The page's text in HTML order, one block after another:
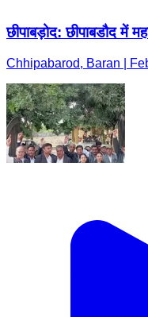
छीपाबड़ोद: छीपाबडौद में
Chhipabarod, Baran |